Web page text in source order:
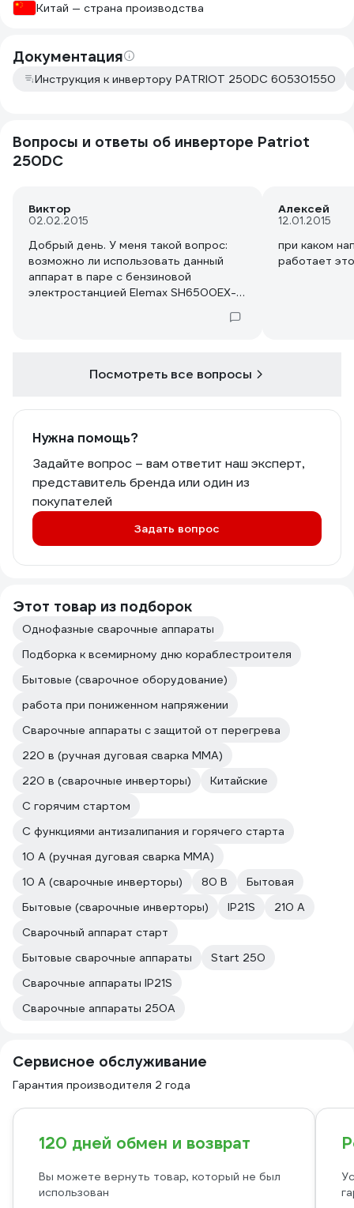
Китай — страна производства
Документация
Инструкция к инвертору PATRIOT 250DC 605301550
Вопросы и ответы об инверторе Patriot
250DC
Виктор
02.02.2015
Добрый день. У меня такой вопрос:
возможно ли использовать данный
аппарат в паре с бензиновой
электростанцией Elemax SH6500EX-R.
Алексей
12.01.2015
при каком
работает
Посмотреть все вопросы
Нужна помощь?
Задайте вопрос – вам ответит наш эксперт,
представитель бренда или один из
покупателей
Задать вопрос
Этот товар из подборок
Однофазные сварочные аппараты
Подборка к всемирному дню кораблестроителя
Бытовые (сварочное оборудование)
работа при пониженном напряжении
Сварочные аппараты с защитой от перегрева
220 в (ручная дуговая сварка MMA)
220 в (сварочные инверторы)
Китайские
С горячим стартом
С функциями антизалипания и горячего старта
10 А (ручная дуговая сварка MMA)
10 А (сварочные инверторы)
80 В
Бытовая
Бытовые (сварочные инверторы)
IP21S
210 А
Сварочный аппарат старт
Бытовые сварочные аппараты
Start 250
Сварочные аппараты IP21S
Сварочные аппараты 250А
Сервисное обслуживание
Гарантия производителя 2 года
120 дней обмен и возврат
Вы можете вернуть товар, который не был
использован